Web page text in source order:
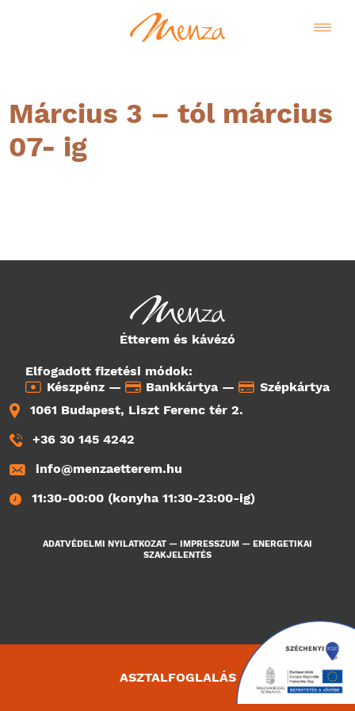
Március 3 – tól március
07- ig
Étterem és kávézó
Elfogadott fizetési módok:
Készpénz —
Bankkártya —
Szépkártya
1061 Budapest, Liszt Ferenc tér 2.
+36 30 145 4242
info@menzaetterem.hu
11:30-00:00 (konyha 11:30-23:00-ig)
ADATVÉDELMI NYILATKOZAT — IMPRESSZUM — ENERGETIKAI
SZAKJELENTÉS
ASZTALFOGLALÁS